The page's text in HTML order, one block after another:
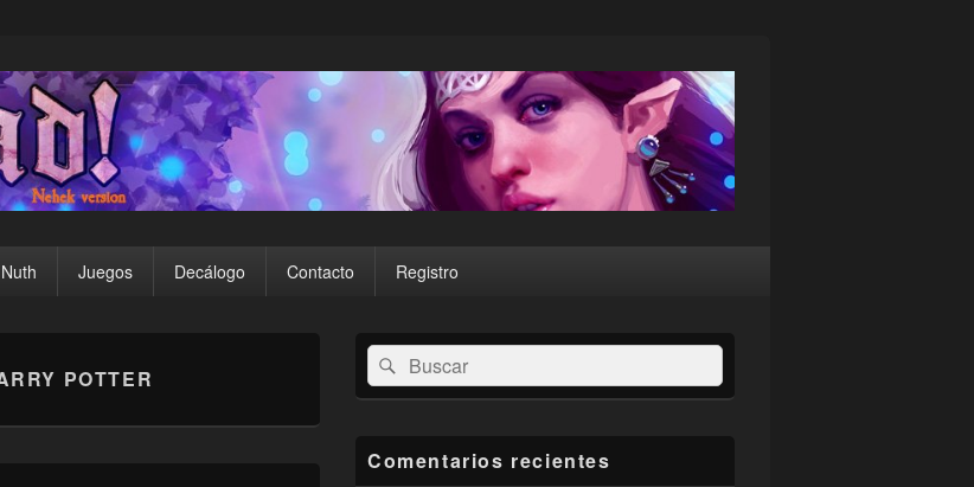
Juegos Decálogo Contacto Registro
POTTER
El
área
de
lateral
primaria
Buscar
por:
Buscar
Comentarios recientes